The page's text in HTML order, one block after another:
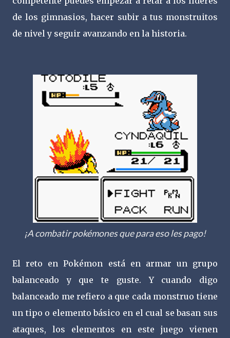
de los gimnasios, hacer subir a tus monstruitos
de nivel y seguir avanzando en la historia.
¡A combatir pokémones que para eso les pago!
El reto en Pokémon está en armar un grupo
balanceado y que te guste. Y cuando digo
balanceado me refiero a que cada monstruo tiene
un tipo o elemento básico en el cual se basan sus
ataques, los elementos en este juego vienen